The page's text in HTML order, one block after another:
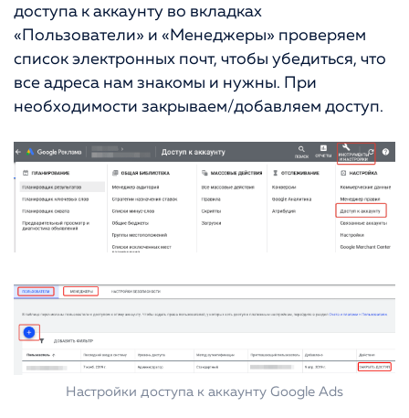
доступа к аккаунту во вкладках
«Пользователи» и «Менеджеры» проверяем
список электронных почт, чтобы убедиться, что
все адреса нам знакомы и нужны. При
необходимости закрываем/добавляем доступ.
Настройки доступа к аккаунту Google Ads